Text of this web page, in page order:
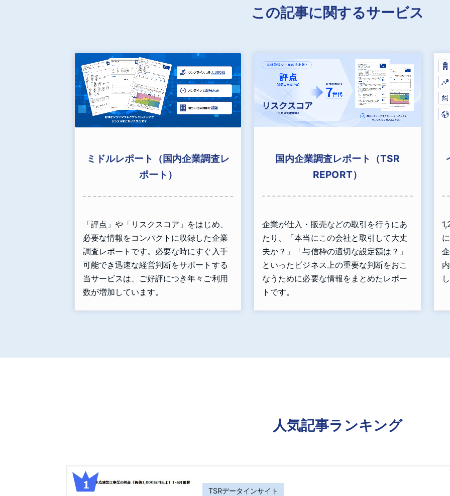
この記事に関するサービス
ミドルレポート（国内企業調査レ
ポート）
「評点」や「リスクスコア」をはじめ、
必要な情報をコンパクトに収録した企業
調査レポートです。必要な時にすぐ入手
可能でき迅速な経営判断をサポートする
当サービスは、ご好評につき年々ご利用
数が増加しています。
国内企業調査レポート（TSR
REPORT）
企業が仕入・販売などの取引を行うにあ
たり、「本当にこの会社と取引して大丈
夫か？」「与信枠の適切な設定額は？」
といったビジネス上の重要な判断をおこ
なうために必要な情報をまとめたレポー
トです。
人気記事ランキング
TSRデータインサイト